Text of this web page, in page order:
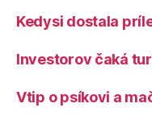
Kedysi dostala
Investorov čaká
Vtip o psíkovi a